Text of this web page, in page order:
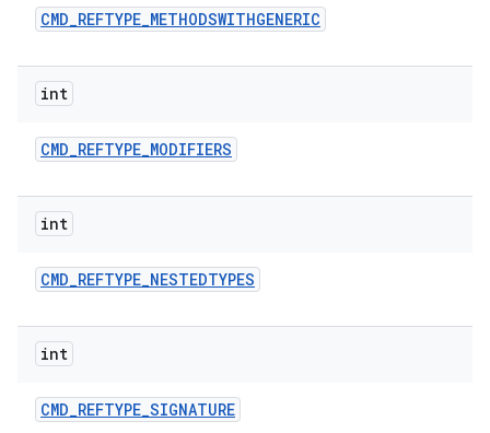
CMD_REFTYPE_METHODSWITHGENERIC
int
CMD_REFTYPE_MODIFIERS
int
CMD_REFTYPE_NESTEDTYPES
int
CMD_REFTYPE_SIGNATURE